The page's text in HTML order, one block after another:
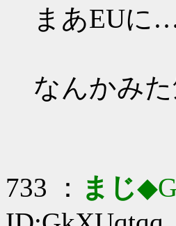
まあEUに
なんかみ
733 ： まじ